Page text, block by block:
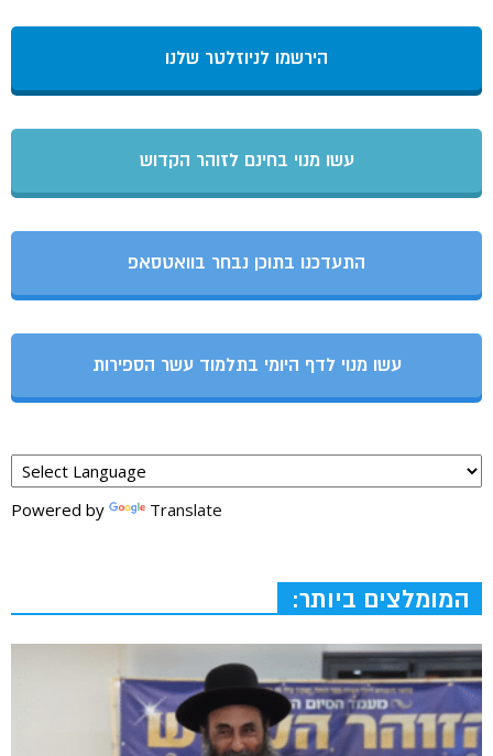
הירשמו לניוזלטר שלנו
עשו מנוי בחינם לזוהר הקדוש
התעדכנו בתוכן נבחר בוואטסאפ
עשו מנוי לדף היומי בתלמוד עשר הספירות
Powered by Translate
המומלצים ביותר: